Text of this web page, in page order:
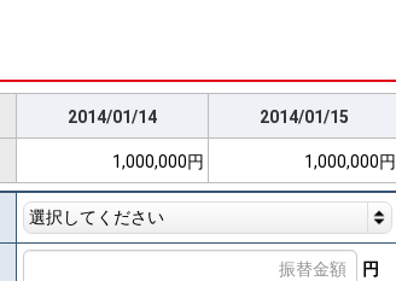
2014/01/14 2014/01/15
1,000,000円 1,000,000円
選択してください
円